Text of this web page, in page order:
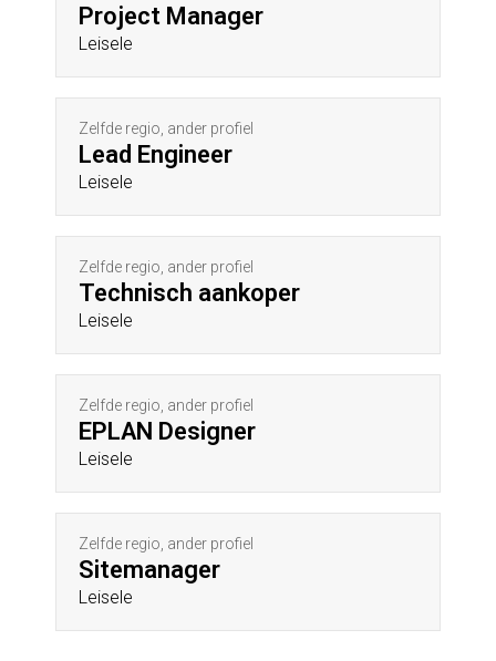
Project Manager
Leisele
Zelfde regio, ander profiel
Lead Engineer
Leisele
Zelfde regio, ander profiel
Technisch aankoper
Leisele
Zelfde regio, ander profiel
EPLAN Designer
Leisele
Zelfde regio, ander profiel
Sitemanager
Leisele